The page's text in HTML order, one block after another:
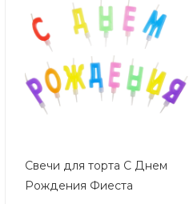
Свечи для торта С Днем
Рождения Фиеста